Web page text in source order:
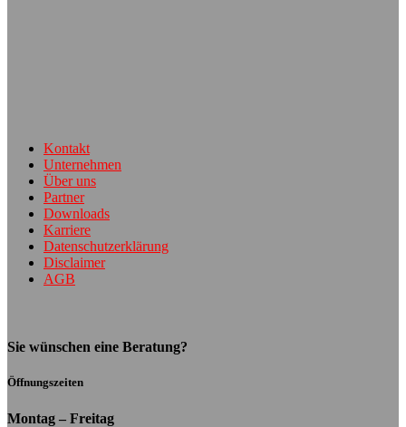
Kontakt
Unternehmen
Über uns
Partner
Downloads
Karriere
Datenschutzerklärung
Disclaimer
AGB
Sie wünschen eine Beratung?
Öffnungszeiten
Montag – Freitag